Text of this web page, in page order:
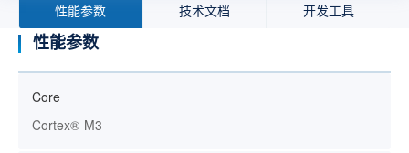
性能参数 技术文档 开发工具
性能参数
Core
Cortex®-M3